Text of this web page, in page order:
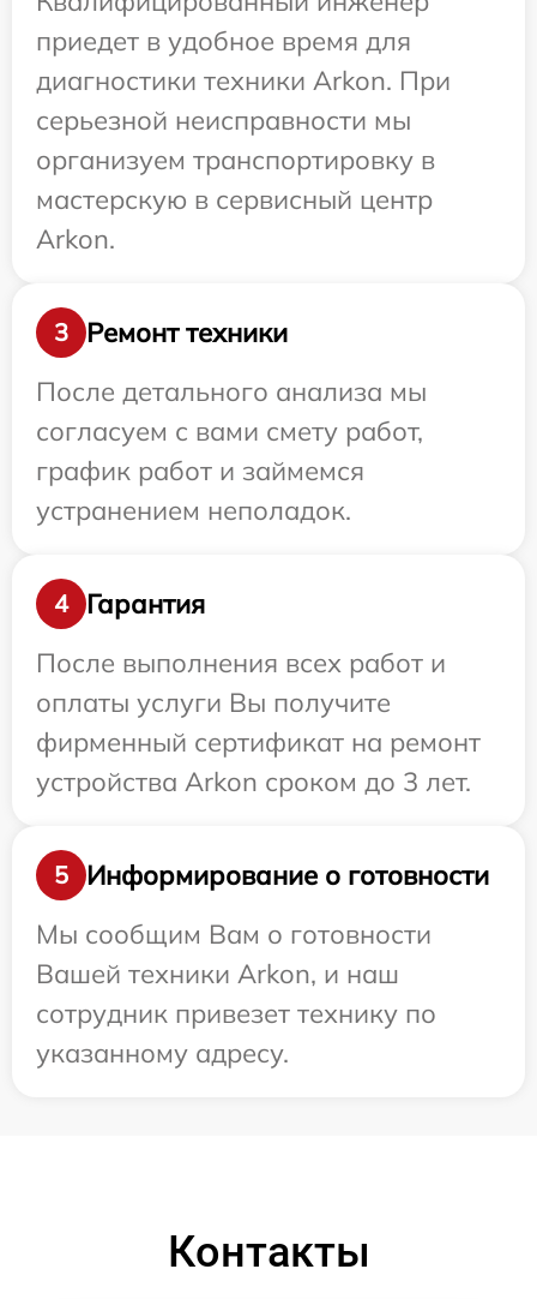
приедет в удобное время для
диагностики техники Arkon. При
серьезной неисправности мы
организуем транспортировку в
мастерскую в сервисный центр
Arkon.
3
Ремонт техники
После детального анализа мы
согласуем с вами смету работ,
график работ и займемся
устранением неполадок.
4
Гарантия
После выполнения всех работ и
оплаты услуги Вы получите
фирменный сертификат на ремонт
устройства Arkon сроком до 3 лет.
5
Информирование о готовности
Мы сообщим Вам о готовности
Вашей техники Arkon, и наш
сотрудник привезет технику по
указанному адресу.
Контакты